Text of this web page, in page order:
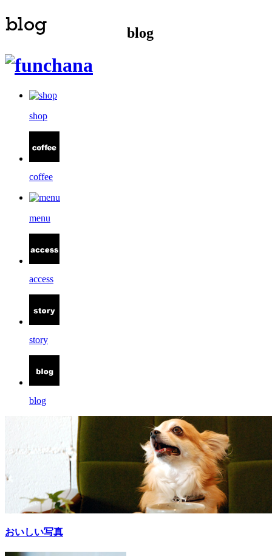
blog
shop
coffee
menu
access
story
blog
おいしい写真